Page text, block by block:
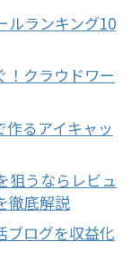
ルランキング10
！クラウドワー
作るアイキャッ
狙うならレビュ
徹底解説
ブログを収益化